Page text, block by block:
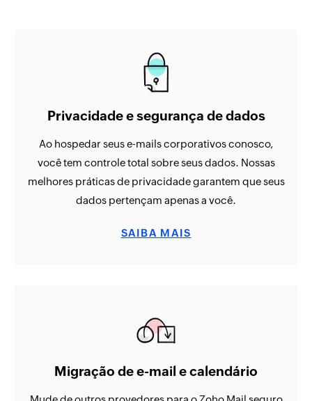
Privacidade e segurança de dados
Ao hospedar seus e-mails corporativos conosco,
você tem controle total sobre seus dados. Nossas
melhores práticas de privacidade garantem que seus
dados pertençam apenas a você.
SAIBA MAIS
Migração de e-mail e calendário